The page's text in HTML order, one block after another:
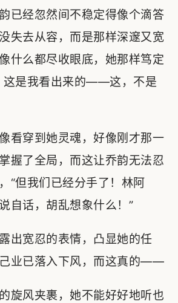
已经忽然间不稳定得像个滴答
失去从容，而是那样深邃又宽
什么都尽收眼底，她那样笃定
这是我看出来的——这，不是
看穿到她灵魂，好像刚才那一
握了全局，而这让乔韵无法忍
“但我们已经分手了！林阿
自话，胡乱想象什么！”
出宽忍的表情，凸显她的任
业已落入下风，而这真的——
旋风夹裹，她不能好好地听也